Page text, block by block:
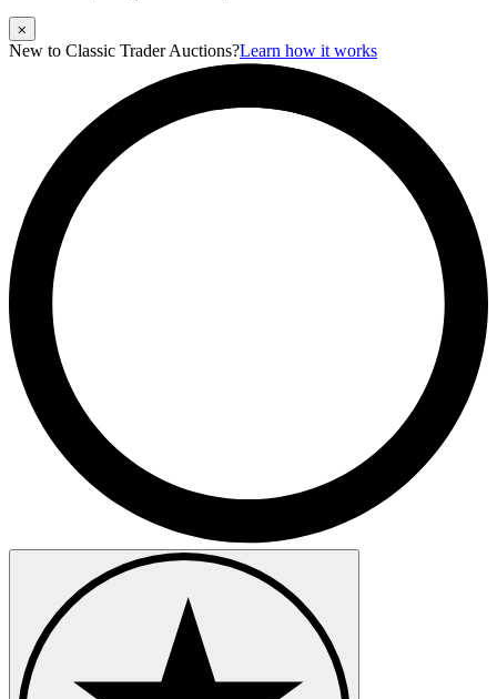
⨉
New to Classic Trader Auctions?Learn how it works